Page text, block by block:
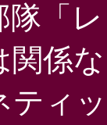
隊「
関係
ティ